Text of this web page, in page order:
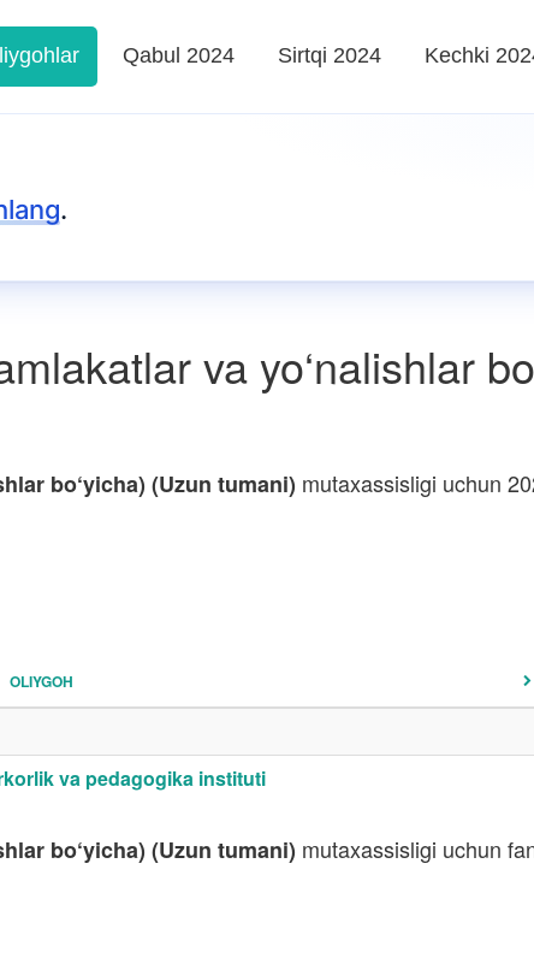
Qabul 2024 Sirtqi 2024 Kechki
.
va yo‘nalishlar
bo‘yicha) (Uzun tumani) mutaxassisligi uchun
OLIYGOH
va pedagogika instituti
bo‘yicha) (Uzun tumani) mutaxassisligi uchun